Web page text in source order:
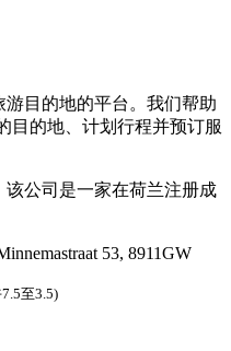
游目的地的平台。我们帮助
目的地、计划行程并预订服
该公司是一家在荷兰注册成
53, 8911GW
至3.5)